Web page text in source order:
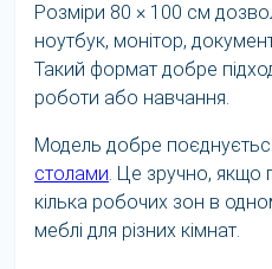
Розміри 80 × 100 см
ноутбук, монітор,
Такий формат добре
роботи або навчання.
Модель добре
столами. Це зручно, якщо
кілька робочих зон в
меблі для різних кімнат.